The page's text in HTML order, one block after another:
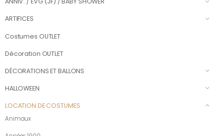
ARTIFICES
Costumes OUTLET
Décoration OUTLET
DÉCORATIONS ET BALLONS
HALLOWEEN
LOCATION DE COSTUMES
Animaux